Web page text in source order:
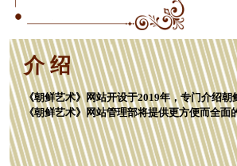
介 绍
《朝鲜艺术》网站开设于2019年，专门介绍
《朝鲜艺术》网站管理部将提供更方便而全面